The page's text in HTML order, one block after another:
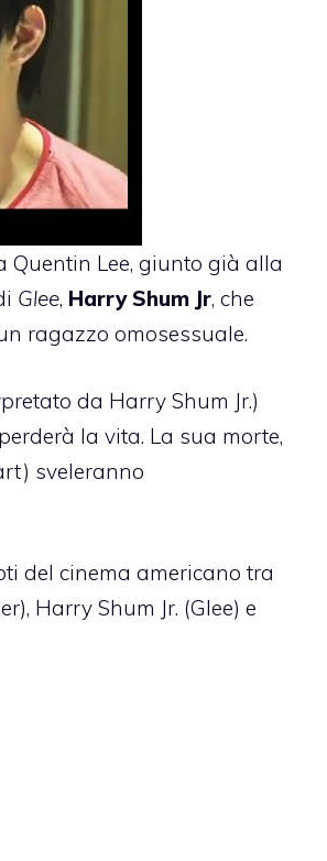
Quentin Lee, giunto già alla
Glee, Harry Shum Jr, che
ragazzo omosessuale.
da Harry Shum Jr.)
la vita. La sua morte,
sveleranno
del cinema americano tra
Harry Shum Jr. (Glee) e